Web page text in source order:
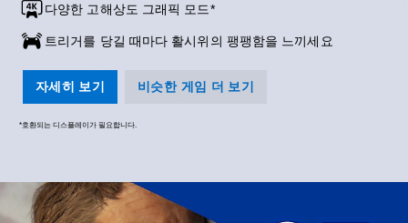
다양한 고해상도 그래픽 모드*
트리거를 당길 때마다 활시위의 팽팽함을 느끼세요
자세히 보기 비슷한 게임 더 보기
*호환되는 디스플레이가 필요합니다.